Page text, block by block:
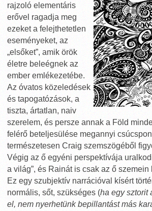
rajzoló elementáris
erővel ragadja meg
ezeket a felejthetetlen
eseményeket, az
„elsőket”, amik örök
életre beleégnek az
ember emlékezetébe.
Az óvatos közeledések
és tapogatózások, a
tiszta, ártatlan, naiv
szerelem, és persze annak a Föld
felérő beteljesülése megannyi
természetesen Craig szemszögéből
Végig az ő egyéni perspektívája
a világ”, és Rainát is csak az ő szemein
Ez egy szubjektív narrációval kísért
normális, sőt, szükséges (ha egy sztorit
el, nem nyerhetünk bepillantást más